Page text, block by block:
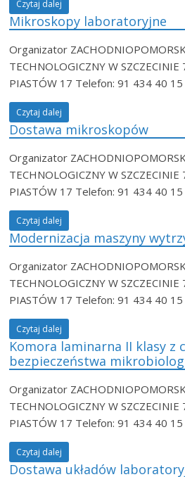
Czytaj dalej
Mikroskopy laboratoryjne
Organizator
TECHNOLOGICZNY W SZCZECINIE
PIASTÓW 17 Telefon: 91 434 40
Czytaj dalej
Dostawa mikroskopów
Organizator
TECHNOLOGICZNY W SZCZECINIE
PIASTÓW 17 Telefon: 91 434 40
Czytaj dalej
Modernizacja maszyny
Organizator
TECHNOLOGICZNY W SZCZECINIE
PIASTÓW 17 Telefon: 91 434 40
Czytaj dalej
Komora laminarna II klasy z
bezpieczeństwa
Organizator
TECHNOLOGICZNY W SZCZECINIE
PIASTÓW 17 Telefon: 91 434 40
Czytaj dalej
Dostawa układów